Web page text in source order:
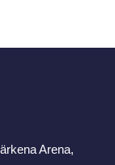
Arena,